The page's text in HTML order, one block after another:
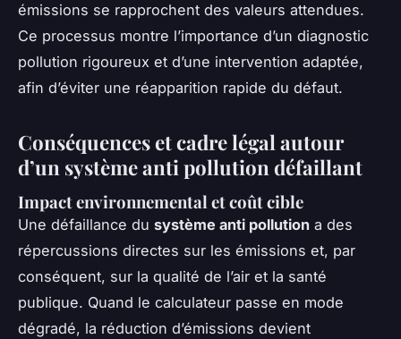
émissions se rapprochent des valeurs attendues.
Ce processus montre l’importance d’un diagnostic
pollution rigoureux et d’une intervention adaptée,
afin d’éviter une réapparition rapide du défaut.
Conséquences et cadre légal autour
d’un système anti pollution défaillant
Impact environnemental et coût cible
Une défaillance du système anti pollution a des
répercussions directes sur les émissions et, par
conséquent, sur la qualité de l’air et la santé
publique. Quand le calculateur passe en mode
dégradé, la réduction d’émissions devient